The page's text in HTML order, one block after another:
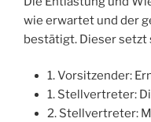
wie erwartet und der
bestätigt. Dieser setzt
1. Vorsitzender:
1. Stellvertreter:
2. Stellvertreter: